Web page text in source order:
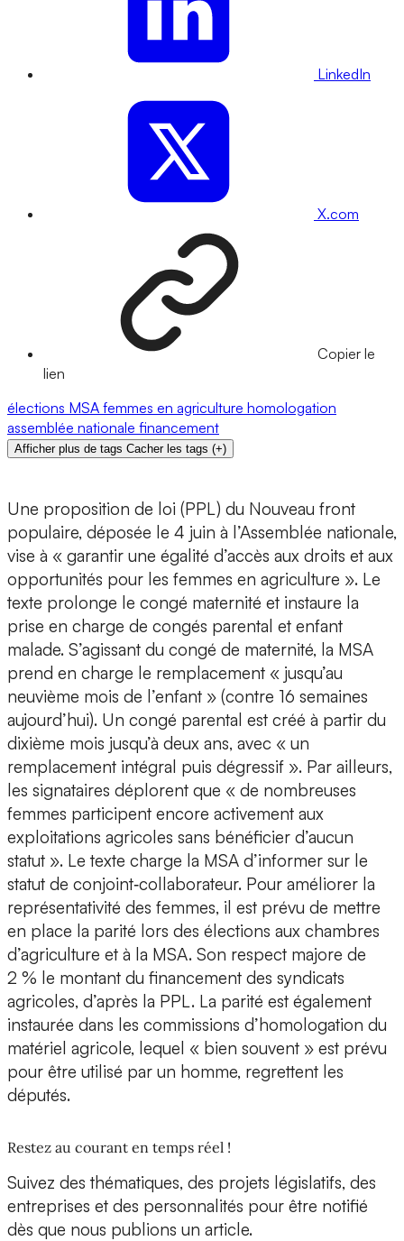
LinkedIn
X.com
Copier le
lien
élections MSA femmes en agriculture homologation
assemblée nationale financement
Afficher plus de tags Cacher les tags (+)
Une proposition de loi (PPL) du Nouveau front
populaire, déposée le 4 juin à l’Assemblée nationale,
vise à « garantir une égalité d’accès aux droits et aux
opportunités pour les femmes en agriculture ». Le
texte prolonge le congé maternité et instaure la
prise en charge de congés parental et enfant
malade. S’agissant du congé de maternité, la MSA
prend en charge le remplacement « jusqu’au
neuvième mois de l’enfant » (contre 16 semaines
aujourd’hui). Un congé parental est créé à partir du
dixième mois jusqu’à deux ans, avec « un
remplacement intégral puis dégressif ». Par ailleurs,
les signataires déplorent que « de nombreuses
femmes participent encore activement aux
exploitations agricoles sans bénéficier d’aucun
statut ». Le texte charge la MSA d’informer sur le
statut de conjoint‑collaborateur. Pour améliorer la
représentativité des femmes, il est prévu de mettre
en place la parité lors des élections aux chambres
d’agriculture et à la MSA. Son respect majore de
2 % le montant du financement des syndicats
agricoles, d’après la PPL. La parité est également
instaurée dans les commissions d’homologation du
matériel agricole, lequel « bien souvent » est prévu
pour être utilisé par un homme, regrettent les
députés.
Restez au courant en temps réel !
Suivez des thématiques, des projets législatifs, des
entreprises et des personnalités pour être notifié
dès que nous publions un article.